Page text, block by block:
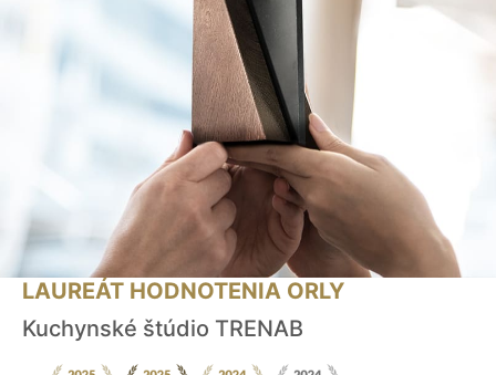
LAUREÁT HODNOTENIA ORLY
Kuchynské štúdio TRENAB